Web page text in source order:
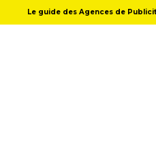
Le guide des Agences de